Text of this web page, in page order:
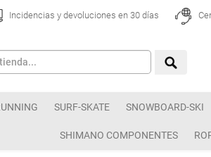
Incidencias y devoluciones en 30 días
SURF-SKATE SNOWBOARD-SKI
SHIMANO COMPONENTES